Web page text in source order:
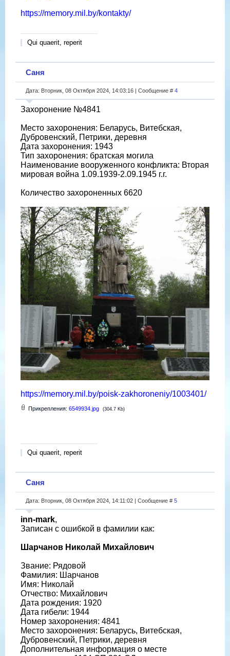
https://memory.mil.by/kontakty/
Qui quaerit, reperit
Саня
Дата: Вторник, 08 Октября 2024, 14:03:16 | Сообщение # 4
Захоронение №4841
Место захоронения: Беларусь, Витебская,
Дубровенский, Петрики, деревня
Дата захоронения: 1943
Тип захоронения: братская могила
Наименование вооруженного конфликта: Вторая
мировая война 1.09.1939-2.09.1945 г.г.
Количество захороненных 6620
https://memory.mil.by/poisk-zakhoroneniy/1003401/
Прикрепления: 6549934.jpg (304.7 Kb)
Qui quaerit, reperit
Саня
Дата: Вторник, 08 Октября 2024, 14:11:02 | Сообщение # 5
inn-mark,
Записан с ошибкой в фамилии как:
Шарчанов Николай Михайлович
Звание: Рядовой
Фамилия: Шарчанов
Имя: Николай
Отчество: Михайлович
Дата рождения: 1920
Дата гибели: 1944
Номер захоронения: 4841
Место захоронения: Беларусь, Витебская,
Дубровенский, Петрики, деревня
Дополнительная информация о месте